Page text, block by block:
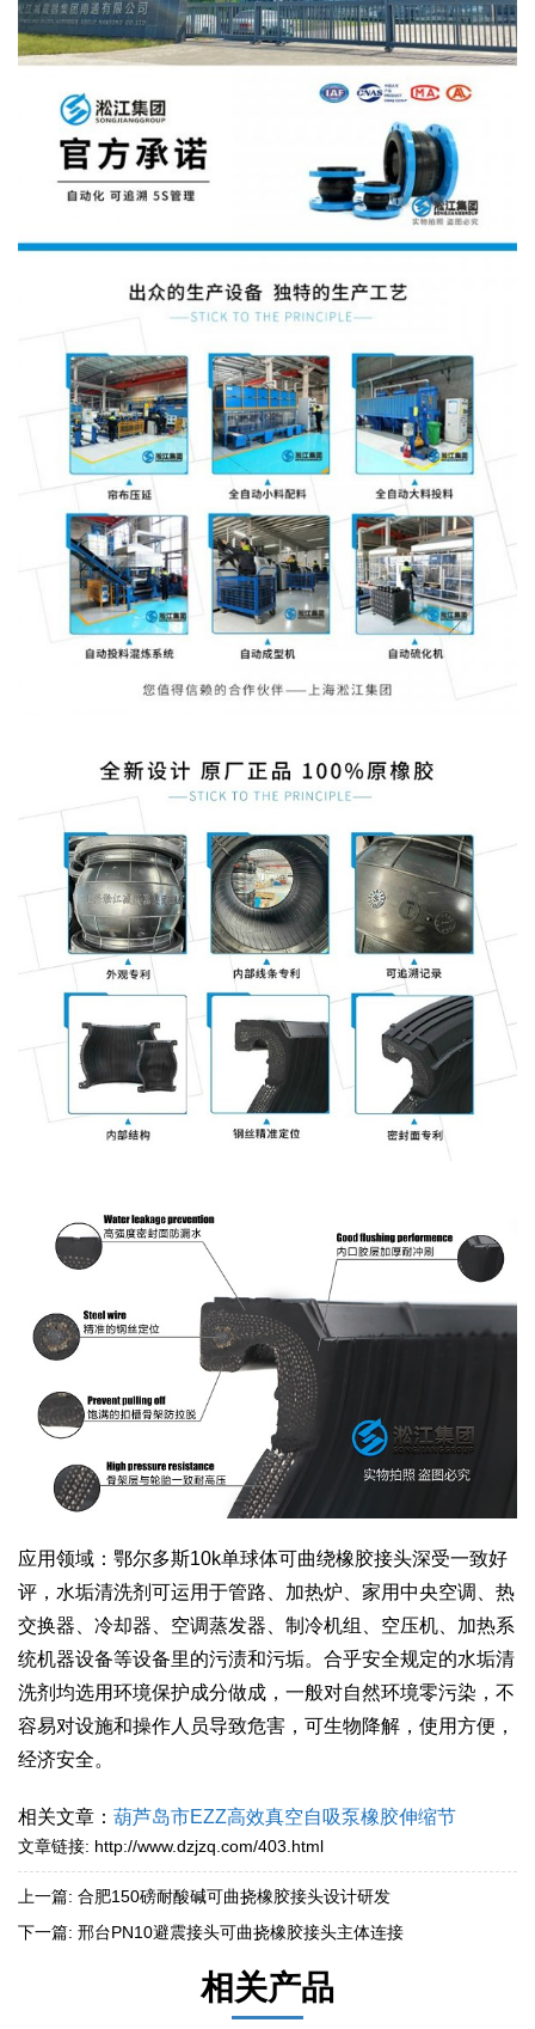
应用领域：鄂尔多斯10k单球体可曲绕橡胶接头深受一致好
评，水垢清洗剂可运用于管路、加热炉、家用中央空调、热
交换器、冷却器、空调蒸发器、制冷机组、空压机、加热系
统机器设备等设备里的污渍和污垢。合乎安全规定的水垢清
洗剂均选用环境保护成分做成，一般对自然环境零污染，不
容易对设施和操作人员导致危害，可生物降解，使用方便，
经济安全。
相关文章： 葫芦岛市EZZ高效真空自吸泵橡胶伸缩节
文章链接: http://www.dzjzq.com/403.html
上一篇: 合肥150磅耐酸碱可曲挠橡胶接头设计研发
下一篇: 邢台PN10避震接头可曲挠橡胶接头主体连接
相关产品